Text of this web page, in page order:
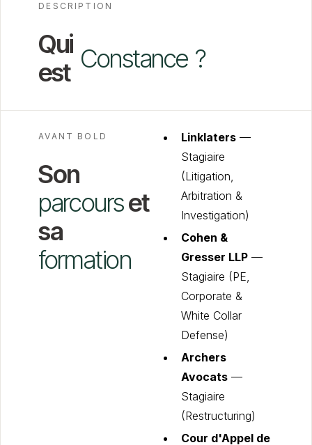
DESCRIPTION
Qui
est Constance ?
AVANT BOLD
Son
parcourset
sa
formation
Linklaters —
Stagiaire
(Litigation,
Arbitration &
Investigation)
Cohen &
Gresser LLP —
Stagiaire (PE,
Corporate &
White Collar
Defense)
Archers
Avocats —
Stagiaire
(Restructuring)
Cour d'Appel de